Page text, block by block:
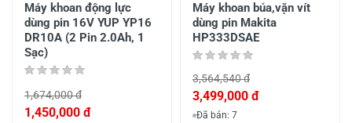
Máy khoan động lực
dùng pin 16V YUP YP16
DR10A (2 Pin 2.0Ah, 1
Sạc)
1,674,000 đ
1,450,000 đ
Máy khoan búa,vặn vít
dùng pin Makita
HP333DSAE
3,564,540 đ
3,499,000 đ
Đã bán: 7